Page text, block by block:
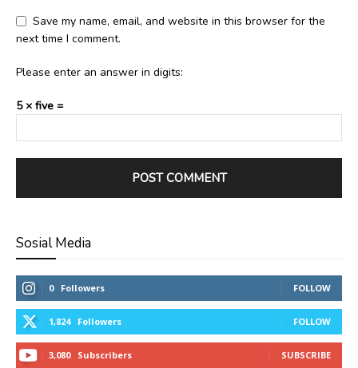
Save my name, email, and website in this browser for the
next time I comment.
Please enter an answer in digits:
5 × five =
Sosial Media
0 Followers FOLLOW
1,824 Followers FOLLOW
3,080 Subscribers SUBSCRIBE